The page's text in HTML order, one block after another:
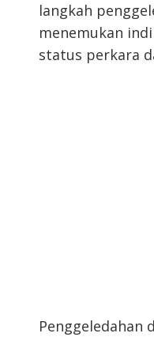
langkah
menemukan
status perkara
Penggeledahan